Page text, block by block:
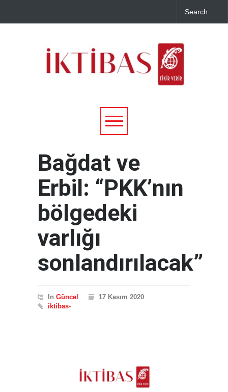
Bağdat ve
Erbil: “PKK’nın
bölgedeki
varlığı
sonlandırılacak”
In Güncel
17 Kasım 2020
iktibas-